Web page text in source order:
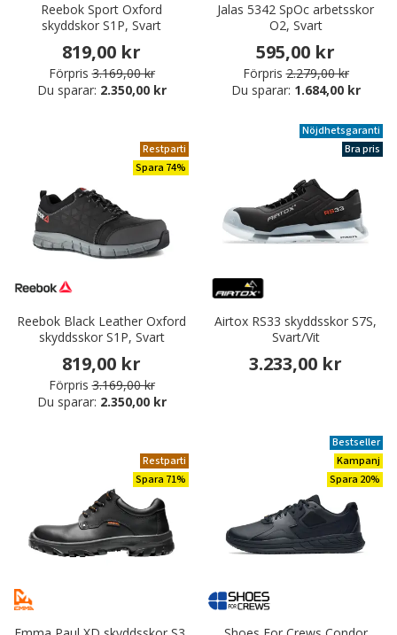
Reebok Sport Oxford
skyddskor S1P, Svart
819,00 kr
Förpris 3.169,00 kr
Du sparar: 2.350,00 kr
Jalas 5342 SpOc arbetsskor
O2, Svart
595,00 kr
Förpris 2.279,00 kr
Du sparar: 1.684,00 kr
Restparti
Spara 74%
Reebok Black Leather Oxford
skyddsskor S1P, Svart
819,00 kr
Förpris 3.169,00 kr
Du sparar: 2.350,00 kr
Nöjdhetsgaranti
Bra pris
Airtox RS33 skyddsskor S7S,
Svart/Vit
3.233,00 kr
Restparti
Spara 71%
Bestseller
Kampanj
Spara 20%